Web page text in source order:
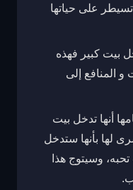
على حياتها
بيت كبير فهذه
و المنافع إلى
أنها تدخل بيت
لها بأنها ستدخل
وسيتوج هذا